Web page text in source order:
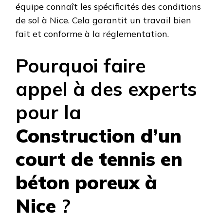
équipe connaît les spécificités des conditions
de sol à Nice. Cela garantit un travail bien
fait et conforme à la réglementation.
Pourquoi faire
appel à des experts
pour la
Construction d’un
court de tennis en
béton poreux à
Nice ?